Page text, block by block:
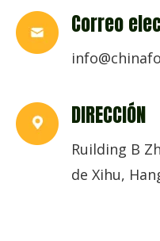
Correo
DIRECCIÓN
Ruilding B
de Xihu,